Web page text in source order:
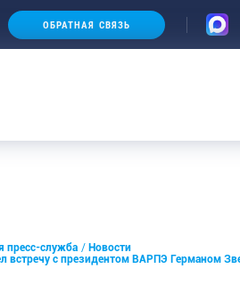
ОБРАТНАЯ СВЯЗЬ
пресс-служба
Новости
встречу с президентом ВАРПЭ Германом